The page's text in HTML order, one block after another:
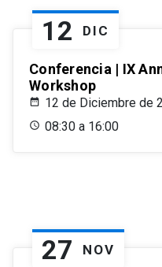
12 DIC
Conferencia | IX
Workshop
12 de Diciembre de
08:30 a 16:00
27 NOV